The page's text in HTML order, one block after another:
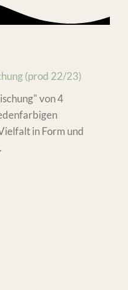
(prod 22/23)
von 4
in Form und